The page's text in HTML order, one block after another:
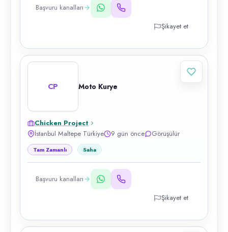
Başvuru kanalları
Şikayet et
CP Moto Kurye
Chicken Project
İstanbul Maltepe Türkiye
9 gün önce Görüşülür
Tam Zamanlı Saha
Başvuru kanalları
Şikayet et